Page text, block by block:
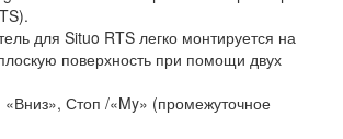
для Situo RTS легко монтируется на
поверхность при помощи двух
Стоп /«My» (промежуточное